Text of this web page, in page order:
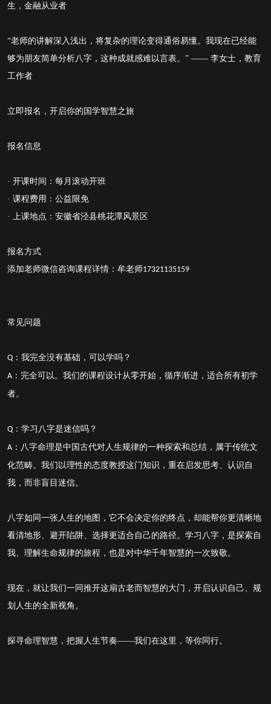
生，金融从业者
“老师的讲解深入浅出，将复杂的理论变得通俗易懂。我现在已经能
够为朋友简单分析八字，这种成就感难以言表。” —— 李女士，教育
工作者
立即报名，开启你的国学智慧之旅
报名信息
· 开课时间：每月滚动开班
· 课程费用： 公益限免
· 上课地点： 安徽省泾县桃花潭风景区
报名方式
添加老师微信咨询课程详情 ： 牟老师17321135159
常见问题
Q ：我完全没有基础，可以学吗？
A ：完全可以。我们的课程设计从零开始，循序渐进，适合所有初学
者。
Q ：学习八字是迷信吗？
A ：八字命理是中国古代对人生规律的一种探索和总结，属于传统文
化范畴。我们以理性的态度教授这门知识，重在启发思考、认识自
我，而非盲目迷信。
八字如同一张人生的地图，它不会决定你的终点，却能帮你更清晰地
看清地形、避开陷阱、选择更适合自己的路径。学习八字，是探索自
我、理解生命规律的旅程，也是对中华千年智慧的一次致敬。
现在，就让我们一同推开这扇古老而智慧的大门，开启认识自己、规
划人生的全新视角。
探寻命理智慧，把握人生节奏——我们在这里，等你同行。